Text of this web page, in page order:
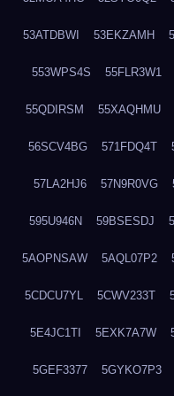
53ATDBWI 53EKZAMH
553WPS4S 55FLR3W1
55QDIRSM 55XAQHMU
56SCV4BG 571FDQ4T
57LA2HJ6 57N9R0VG
595U946N 59BSESDJ
5AOPNSAW 5AQL07P2
5CDCU7YL 5CWV233T
5E4JC1TI 5EXK7A7W
5GEF3377 5GYKO7P3